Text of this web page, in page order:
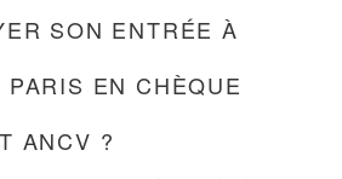
SON ENTRÉE À
EN CHÈQUE
ANCV ?